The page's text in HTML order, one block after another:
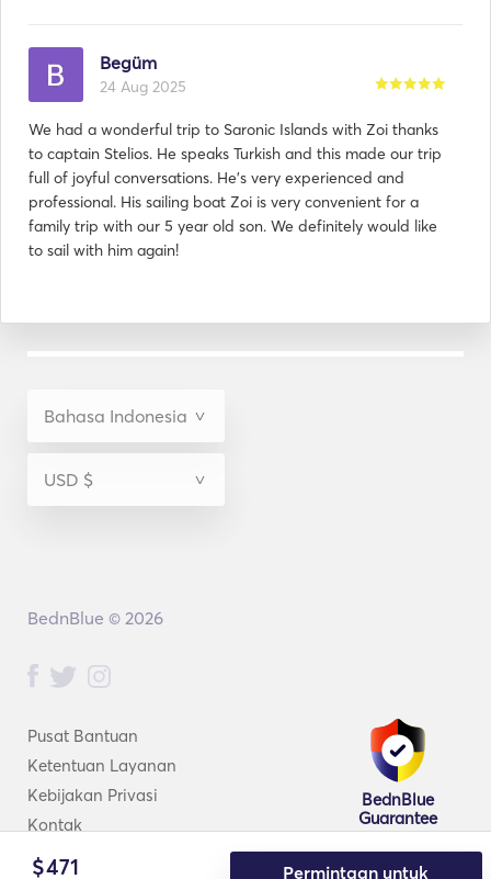
Begüm
24 Aug 2025
We had a wonderful trip to Saronic Islands with Zoi thanks
to captain Stelios. He speaks Turkish and this made our trip
full of joyful conversations. He's very experienced and
professional. His sailing boat Zoi is very convenient for a
family trip with our 5 year old son. We definitely would like
to sail with him again!
$471 Permintaan untuk
Pusat Bantuan
Ketentuan Layanan
Kebijakan Privasi
Kontak
BednBlue
Guarantee
BednBlue © 2026